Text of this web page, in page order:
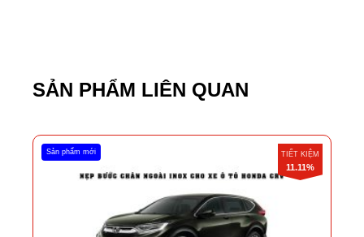
SẢN PHẨM LIÊN QUAN
Sản phẩm mới TIẾT KIỆM
11.11%